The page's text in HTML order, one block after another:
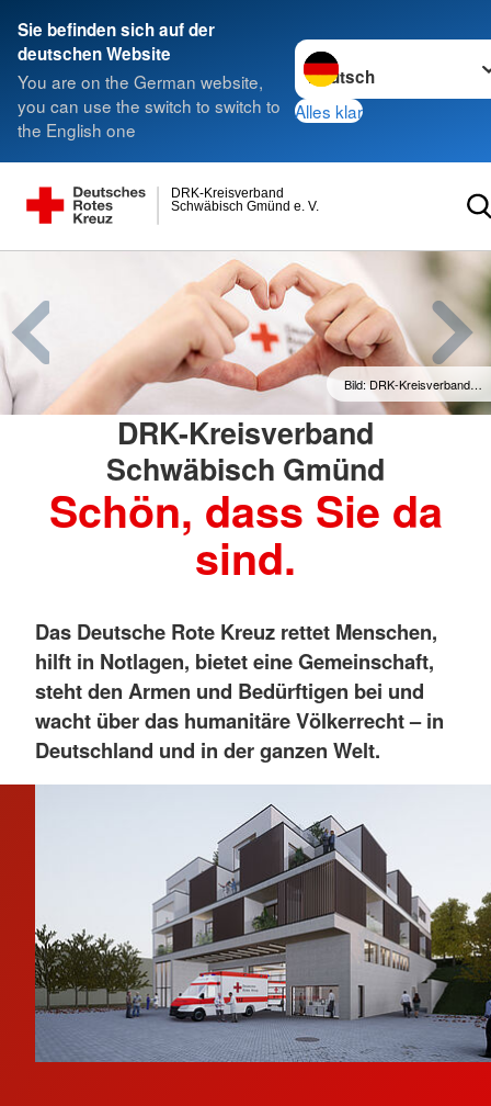
Sie befinden sich auf der
deutschen Website
You are on the German website,
you can use the switch to switch to
the English one
Sprache wechseln zu
Alles klar
Schwäbisch Gmünd e. V.
DRK-Kreisverband
Bild: DRK-Kreisverband…
DRK-Kreisverband
Schwäbisch Gmünd
Schön, dass Sie da
sind.
Das Deutsche Rote Kreuz rettet Menschen,
hilft in Notlagen, bietet eine Gemeinschaft,
steht den Armen und Bedürftigen bei und
wacht über das humanitäre Völkerrecht – in
Deutschland und in der ganzen Welt.